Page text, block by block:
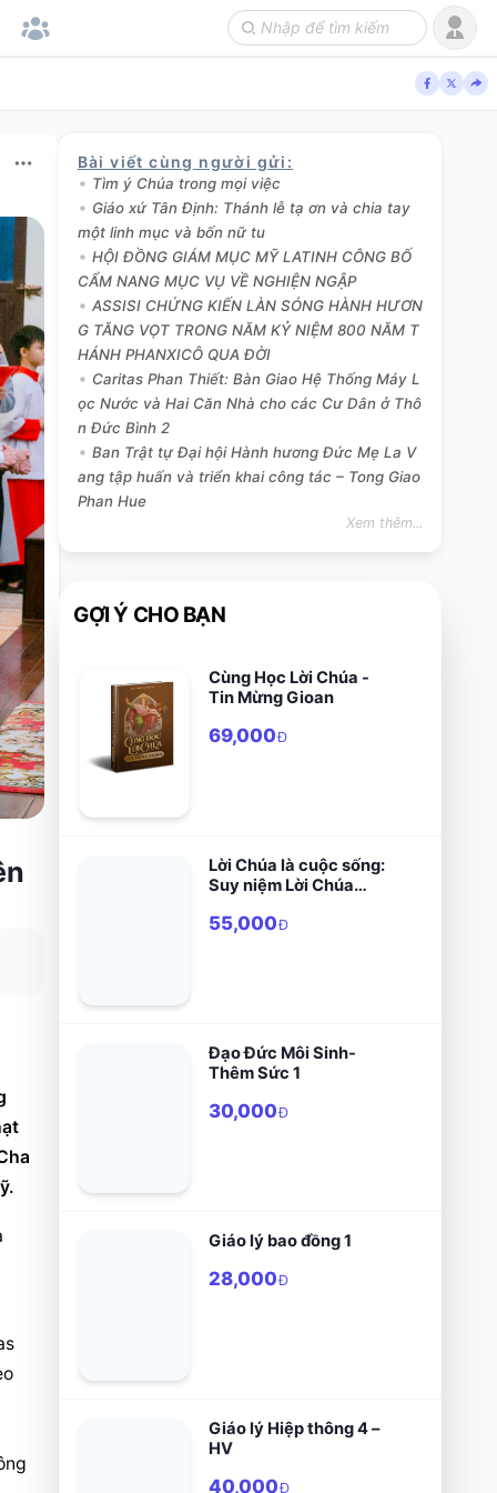
Bài viết cùng người gửi :
Tìm ý Chúa trong mọi việc
Giáo xứ Tân Định: Thánh lễ tạ ơn và chia tay
một linh mục và bốn nữ tu
HỘI ĐỒNG GIÁM MỤC MỸ LATINH CÔNG BỐ
CẨM NANG MỤC VỤ VỀ NGHIỆN NGẬP
ASSISI CHỨNG KIẾN LÀN SÓNG HÀNH HƯƠN
G TĂNG VỌT TRONG NĂM KỶ NIỆM 800 NĂM T
HÁNH PHANXICÔ QUA ĐỜI
Caritas Phan Thiết: Bàn Giao Hệ Thống Máy L
ọc Nước và Hai Căn Nhà cho các Cư Dân ở Thô
n Đức Bình 2
Ban Trật tự Đại hội Hành hương Đức Mẹ La V
ang tập huấn và triển khai công tác – Tong Giao
Phan Hue
Xem thêm...
GỢI Ý CHO BẠN
Cùng Học Lời Chúa -
Tin Mừng Gioan
69,000Đ
Lời Chúa là cuộc sống:
Suy niệm Lời Chúa
55,000Đ
Đạo Đức Môi Sinh-
Thêm Sức 1
30,000Đ
Giáo lý bao đồng 1
28,000Đ
Giáo lý Hiệp thông 4 –
HV
40,000Đ